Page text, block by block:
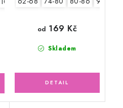
Skladem
od 169 Kč